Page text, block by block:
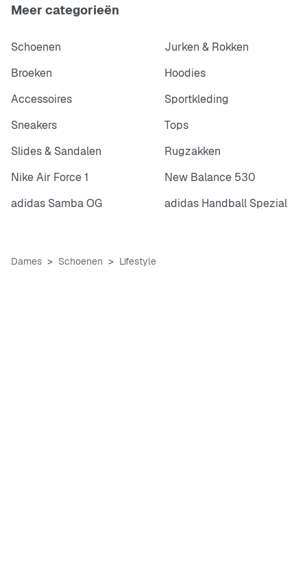
Meer categorieën
Schoenen
Jurken & Rokken
Broeken
Hoodies
Accessoires
Sportkleding
Sneakers
Tops
Slides & Sandalen
Rugzakken
Nike Air Force 1
New Balance 530
adidas Samba OG
adidas Handball Spezial
Dames Schoenen Lifestyle